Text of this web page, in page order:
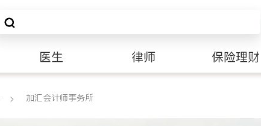
医生 律师 保险理财
加汇会计师事务所